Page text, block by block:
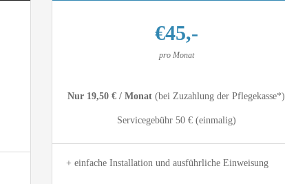
€45,-
pro Monat
Nur 19,50 € / Monat (bei Zuzahlung der Pflegekasse*)
Servicegebühr 50 € (einmalig)
+ einfache Installation und ausführliche Einweisung